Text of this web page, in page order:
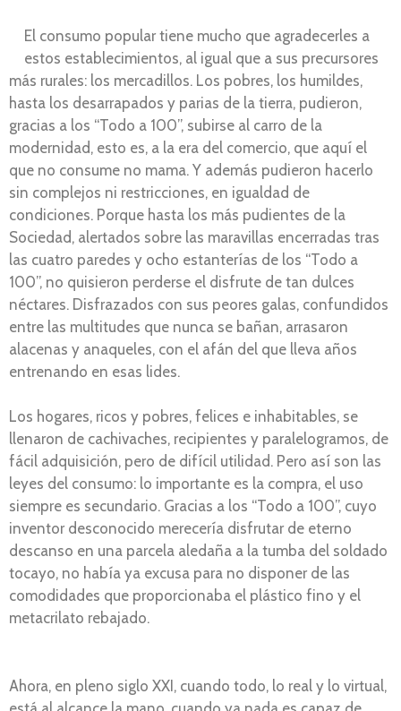
El consumo popular tiene mucho que agradecerles a
estos establecimientos, al igual que a sus precursores
más rurales: los mercadillos. Los pobres, los humildes,
hasta los desarrapados y parias de la tierra, pudieron,
gracias a los “Todo a 100”, subirse al carro de la
modernidad, esto es, a la era del comercio, que aquí el
que no consume no mama. Y además pudieron hacerlo
sin complejos ni restricciones, en igualdad de
condiciones. Porque hasta los más pudientes de la
Sociedad, alertados sobre las maravillas encerradas tras
las cuatro paredes y ocho estanterías de los “Todo a
100”, no quisieron perderse el disfrute de tan dulces
néctares. Disfrazados con sus peores galas, confundidos
entre las multitudes que nunca se bañan, arrasaron
alacenas y anaqueles, con el afán del que lleva años
entrenando en esas lides.
Los hogares, ricos y pobres, felices e inhabitables, se
llenaron de cachivaches, recipientes y paralelogramos, de
fácil adquisición, pero de difícil utilidad. Pero así son las
leyes del consumo: lo importante es la compra, el uso
siempre es secundario. Gracias a los “Todo a 100”, cuyo
inventor desconocido merecería disfrutar de eterno
descanso en una parcela aledaña a la tumba del soldado
tocayo, no había ya excusa para no disponer de las
comodidades que proporcionaba el plástico fino y el
metacrilato rebajado.
Ahora, en pleno siglo XXI, cuando todo, lo real y lo virtual,